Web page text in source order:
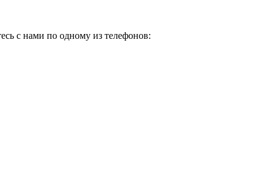
с нами по одному из телефонов: